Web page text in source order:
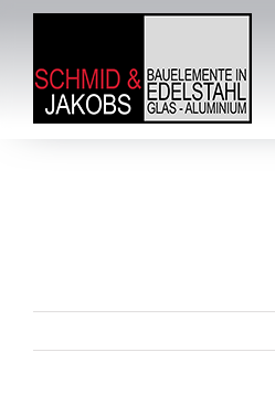
Zum
springen